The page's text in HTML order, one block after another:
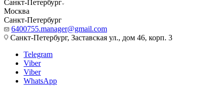
Санкт-Петербург
Москва
Санкт-Петербург
6400755.manager@gmail.com
Санкт-Петербург, Заставская ул., дом 46, корп. 3
Telegram
Viber
Viber
WhatsApp